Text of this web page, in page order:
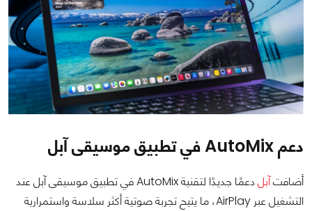
دعم AutoMix في تطبيق موسيقى آبل
أضافتآبل
دعمًا جديدًا لتقنية AutoMix في تطبيق موسيقى آبل عند
التشغيل عبر AirPlay، ما يتيح تجربة صوتية أكثر سلاسة واستمرارية